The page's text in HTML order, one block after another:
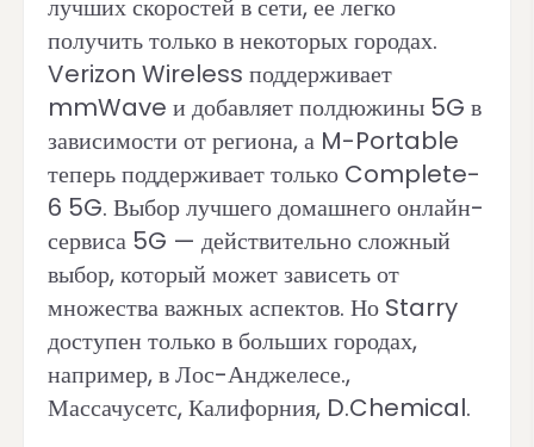
лучших скоростей в сети, ее легко
получить только в некоторых городах.
Verizon Wireless поддерживает
mmWave и добавляет полдюжины 5G в
зависимости от региона, а M-Portable
теперь поддерживает только Complete-
6 5G. Выбор лучшего домашнего онлайн-
сервиса 5G — действительно сложный
выбор, который может зависеть от
множества важных аспектов. Но Starry
доступен только в больших городах,
например, в Лос-Анджелесе.,
Массачусетс, Калифорния, D.Chemical.